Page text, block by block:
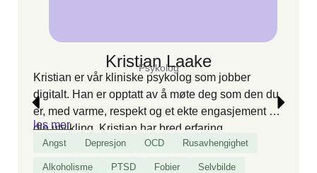
Kristian Laake
Psykolog
Kristian er vår kliniske psykolog som jobber
digitalt. Han er opptatt av å møte deg som den du
er, med varme, respekt og et ekte engasjement for
din utvikling. Kristian har bred erfaring
medavhengighet, parforhold og psykisk helse, og
skreddersyr samtalene slik at du opplever
les mer
Angst Depresjon OCD Rusavhengighet
Alkoholisme PTSD Fobier Selvbilde